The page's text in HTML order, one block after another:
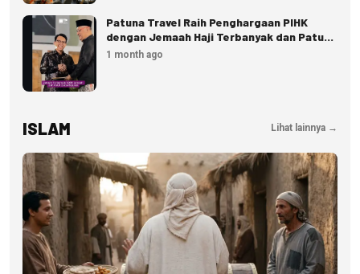
Patuna Travel Raih Penghargaan PIHK
dengan Jemaah Haji Terbanyak dan Patuh
Regulasi
1 month ago
ISLAM Lihat lainnya →